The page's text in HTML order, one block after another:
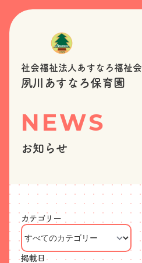
社会福祉法人あすなろ福祉会
夙川あすなろ保育園
NEWS
お知らせ
カテゴリー
掲載日